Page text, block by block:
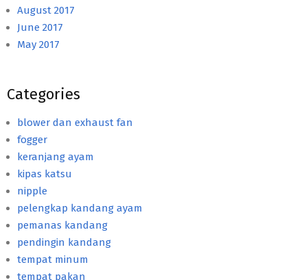
August 2017
June 2017
May 2017
Categories
blower dan exhaust fan
fogger
keranjang ayam
kipas katsu
nipple
pelengkap kandang ayam
pemanas kandang
pendingin kandang
tempat minum
tempat pakan